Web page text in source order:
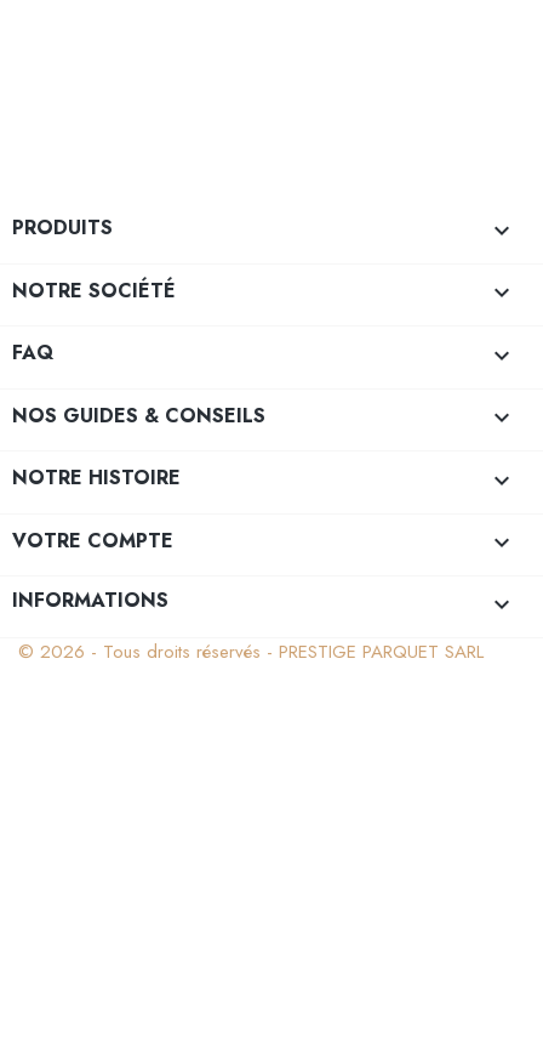
PRODUITS 
NOTRE SOCIÉTÉ 
FAQ 
NOS GUIDES & CONSEILS 
NOTRE HISTOIRE 
VOTRE COMPTE 
INFORMATIONS keyboard_arrow_down
© 2026 - Tous droits réservés - PRESTIGE PARQUET SARL